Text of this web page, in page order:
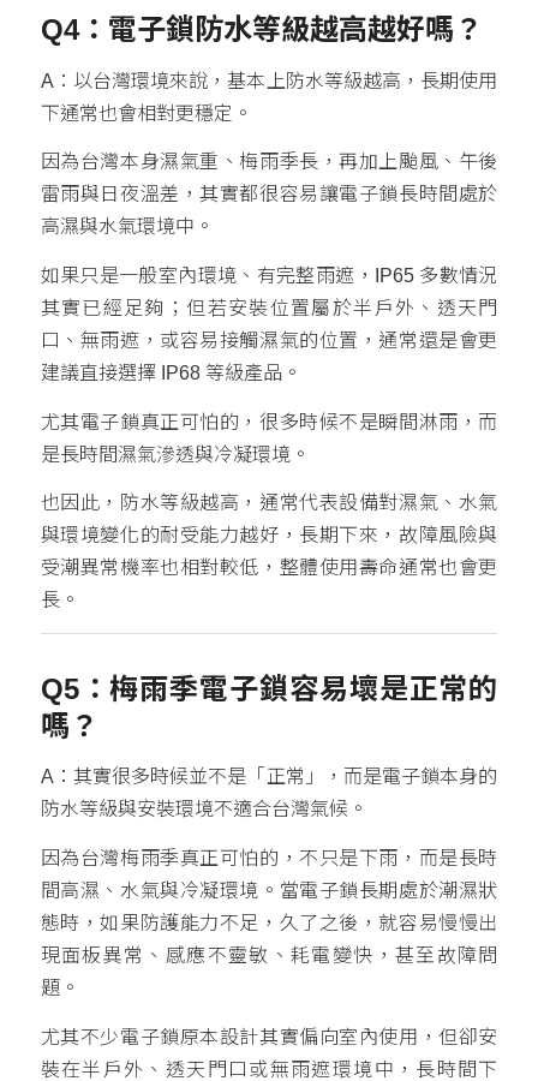
Q4：電子鎖防水等級越高越好嗎？
A：以台灣環境來說，基本上防水等級越高，長期使用
下通常也會相對更穩定。
因為台灣本身濕氣重、梅雨季長，再加上颱風、午後
雷雨與日夜溫差，其實都很容易讓電子鎖長時間處於
高濕與水氣環境中。
如果只是一般室內環境、有完整雨遮，IP65 多數情況
其實已經足夠；但若安裝位置屬於半戶外、透天門
口、無雨遮，或容易接觸濕氣的位置，通常還是會更
建議直接選擇 IP68 等級產品。
尤其電子鎖真正可怕的，很多時候不是瞬間淋雨，而
是長時間濕氣滲透與冷凝環境。
也因此，防水等級越高，通常代表設備對濕氣、水氣
與環境變化的耐受能力越好，長期下來，故障風險與
受潮異常機率也相對較低，整體使用壽命通常也會更
長。
Q5：梅雨季電子鎖容易壞是正常的
嗎？
A：其實很多時候並不是「正常」，而是電子鎖本身的
防水等級與安裝環境不適合台灣氣候。
因為台灣梅雨季真正可怕的，不只是下雨，而是長時
間高濕、水氣與冷凝環境。當電子鎖長期處於潮濕狀
態時，如果防護能力不足，久了之後，就容易慢慢出
現面板異常、感應不靈敏、耗電變快，甚至故障問
題。
尤其不少電子鎖原本設計其實偏向室內使用，但卻安
裝在半戶外、透天門口或無雨遮環境中，長時間下